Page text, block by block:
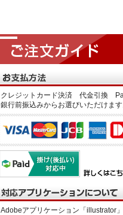
クレジットカード決済 代金引換
銀行前振込みからお選びいただけます
Adobeアプリケーション「illustrator」